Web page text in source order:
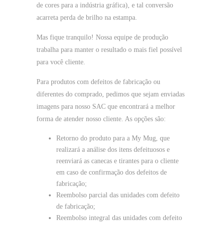
de cores para a indústria gráfica), e tal conversão
acarreta perda de brilho na estampa.
Mas fique tranquilo! Nossa equipe de produção
trabalha para manter o resultado o mais fiel possível
para você cliente.
Para produtos com defeitos de fabricação ou
diferentes do comprado, pedimos que sejam enviadas
imagens para nosso SAC que encontrará a melhor
forma de atender nosso cliente. As opções são:
Retorno do produto para a My Mug, que
realizará a análise dos itens defeituosos e
reenviará as canecas e tirantes para o cliente
em caso de confirmação dos defeitos de
fabricação;
Reembolso parcial das unidades com defeito
de fabricação;
Reembolso integral das unidades com defeito